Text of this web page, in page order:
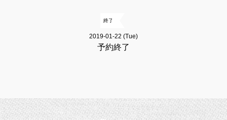
終了
2019-01-22 (Tue)
予約終了